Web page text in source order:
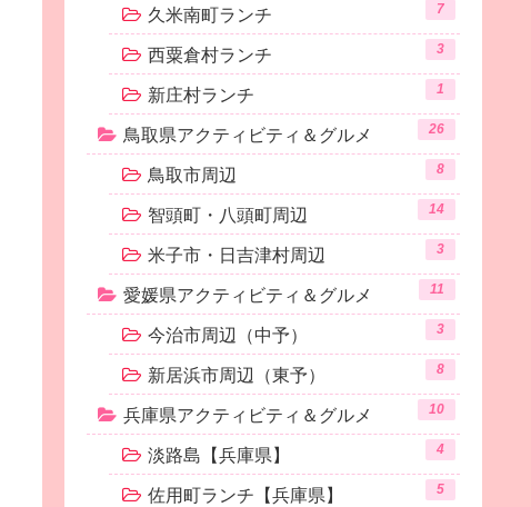
久米南町ランチ 7
西粟倉村ランチ 3
新庄村ランチ 1
鳥取県アクティビティ＆グルメ 26
鳥取市周辺 8
智頭町・八頭町周辺 14
米子市・日吉津村周辺 3
愛媛県アクティビティ＆グルメ 11
今治市周辺（中予） 3
新居浜市周辺（東予） 8
兵庫県アクティビティ＆グルメ 10
淡路島【兵庫県】 4
佐用町ランチ【兵庫県】 5